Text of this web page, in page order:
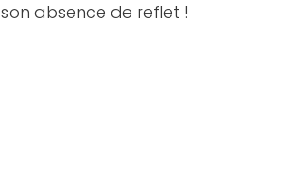
son absence de reflet !